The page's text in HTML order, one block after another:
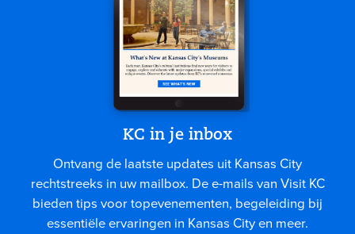
KC in je inbox
Ontvang de laatste updates uit Kansas City
rechtstreeks in uw mailbox. De e-mails van Visit KC
bieden tips voor topevenementen, begeleiding bij
essentiële ervaringen in Kansas City en meer.